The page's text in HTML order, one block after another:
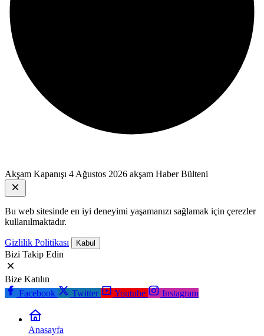
Akşam Kapanışı 4 Ağustos 2026 akşam Haber Bülteni
Bu web sitesinde en iyi deneyimi yaşamanızı sağlamak için çerezler
kullanılmaktadır.
Gizlilik Politikası Kabul
Bizi Takip Edin
Bize Katılın
Facebook
Twitter Youtube Instagram
Anasayfa